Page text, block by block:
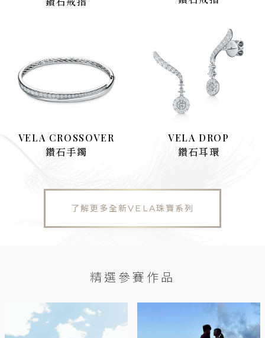
VELA CROSSOVER
鑽石手鐲
VELA DROP
鑽石耳環
了解更多全新VELA珠寶系列
精選參賽作品